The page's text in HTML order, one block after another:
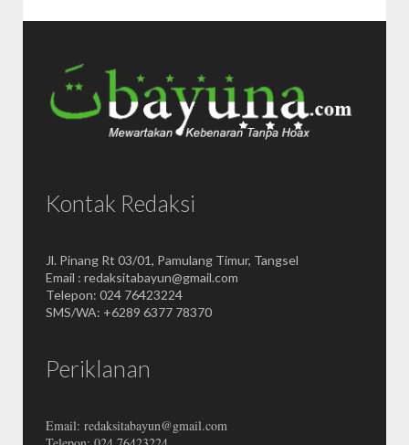
Kontak Redaksi
Jl. Pinang Rt 03/01, Pamulang Timur, Tangsel
Email : redaksitabayun@gmail.com
Telepon: 024 76423224
SMS/WA: +6289 6377 78370
Periklanan
Email: redaksitabayun@gmail.com